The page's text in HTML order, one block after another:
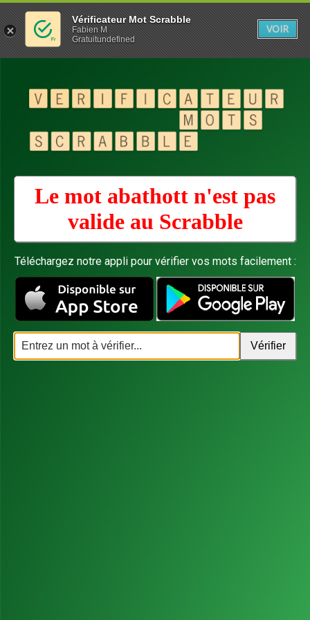
Le mot abathott n'est pas
valide au Scrabble
Téléchargez notre appli pour vérifier vos mots facilement :
Vérificateur Mot Scrabble
Fabien M
Gratuitundefined
VOIR